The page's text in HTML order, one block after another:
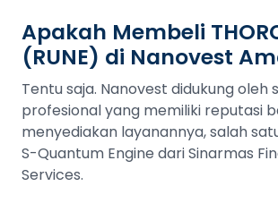
Apakah Membeli
(RUNE) di Nanovest
Tentu saja. Nanovest didukung oleh
profesional yang memiliki reputasi
menyediakan layanannya, salah
S-Quantum Engine dari Sinarmas
Services.